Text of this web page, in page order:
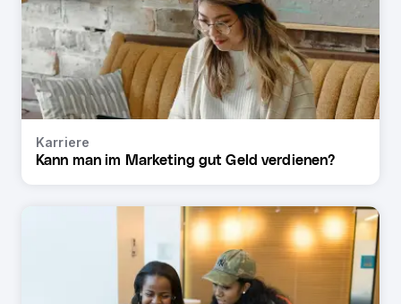
Karriere
Kann man im Marketing gut Geld verdienen?